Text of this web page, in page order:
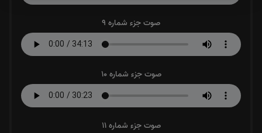
صوت جزء شماره 9
صوت جزء شماره 10
صوت جزء شماره 11